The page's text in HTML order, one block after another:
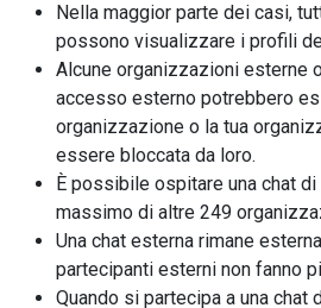
Nella maggior parte dei casi,
possono visualizzare i profili
Alcune organizzazioni esterne
accesso esterno potrebbero
organizzazione o la tua
essere bloccata da loro.
È possibile ospitare una chat
massimo di altre 249
Una chat esterna rimane
partecipanti esterni non fanno
Quando si partecipa a una chat